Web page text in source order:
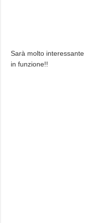
Sarà molto
in funzione!!